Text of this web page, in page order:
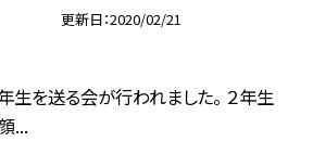
更新日 2020/02/21
年生を送る会が行われました。 ２年生
...